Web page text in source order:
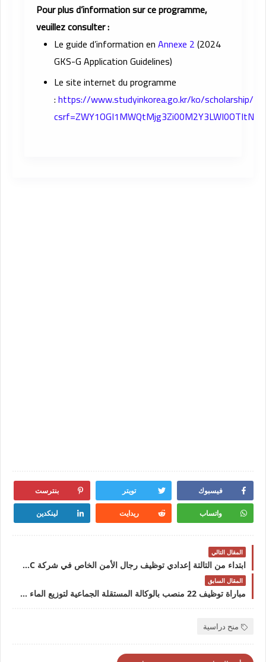
Pour plus d’information sur ce programme,
veuillez consulter :
Le guide d’information enAnnexe 2(2024
GKS-G Application Guidelines)
Le site internet du programme
:https://www.studyinkorea.go.kr/ko/scholarship/
فيسبوك تويتر بنترست
واتساب ريدايت لينكدين
المقال التالي
ابتداء من التالتة إعدادي توظيف رجال الأمن الخاص في شركة GRS MAROC في العديد من المدن 2024
المقال السابق
مباراة توظيف 22 منصب بالوكالة المستقلة الجماعية لتوزيع الماء والكهرباء بتازة RADEETA آخر أجل 15 مارس 2024
منح دراسية